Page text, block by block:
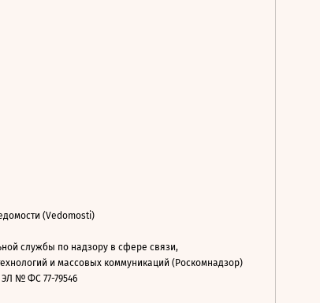
(Vedomosti)
службы по надзору в сфере связи,
и массовых коммуникаций (Роскомнадзор)
ЭЛ № ФС 77-79546